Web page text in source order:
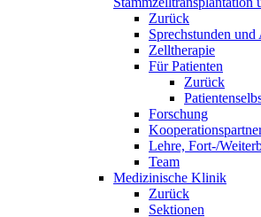
Zurück
Sprechstunden
Zelltherapie
Für Patienten
Zurück
Forschung
Lehre, Fort-/
Team
Medizinische Klinik
Zurück
Sektionen